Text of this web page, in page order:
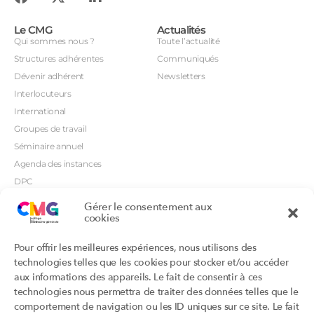
Gérer le consentement aux
cookies
Pour offrir les meilleures expériences, nous utilisons des
technologies telles que les cookies pour stocker et/ou accéder
aux informations des appareils. Le fait de consentir à ces
technologies nous permettra de traiter des données telles que le
comportement de navigation ou les ID uniques sur ce site. Le fait
Le CMG
Qui sommes nous ?
Structures adhérentes
Dévenir adhérent
Interlocuteurs
International
Groupes de travail
Séminaire annuel
Agenda des instances
DPC
CSI
Orientations prioritaires
Actualités
Toute l’actualité
Communiqués
Newsletters
Productions
Productions du Collège
Productions des structures
adhérentes
Labellisation
Portails
Annuaire DU/DIU
Archimede.fr
Ebmfrance.net
Toutes les recos